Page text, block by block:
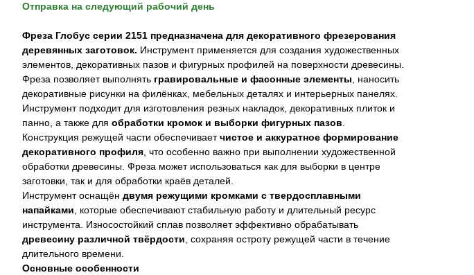
Отправка на следующий рабочий день
Фреза Глобус серии 2151 предназначена для декоративного фрезерования
деревянных заготовок. Инструмент применяется для создания художественных
элементов, декоративных пазов и фигурных профилей на поверхности древесины.
Фреза позволяет выполнять гравировальные и фасонные элементы, наносить
декоративные рисунки на филёнках, мебельных деталях и интерьерных панелях.
Инструмент подходит для изготовления резных накладок, декоративных плиток и
панно, а также для обработки кромок и выборки фигурных пазов.
Конструкция режущей части обеспечиваетчистое и аккуратное формирование
декоративного профиля, что особенно важно при выполнении художественной
обработки древесины. Фреза может использоваться как для выборки в центре
заготовки, так и для обработки краёв деталей.
Инструмент оснащён двумя режущими кромками с твердосплавными
напайками, которые обеспечивают стабильную работу и длительный ресурс
инструмента. Износостойкий сплав позволяет эффективно обрабатывать
древесину различной твёрдости, сохраняя остроту режущей части в течение
длительного времени.
Основные особенности